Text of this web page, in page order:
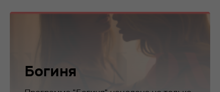
Богиня